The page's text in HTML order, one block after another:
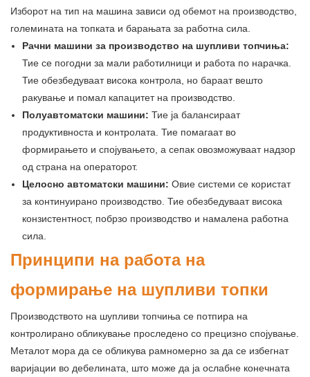
Изборот на тип на машина зависи од обемот на производство,
големината на топката и барањата за работна сила.
Рачни машини за производство на шупливи топчиња:
Тие се погодни за мали работилници и работа по нарачка.
Тие обезбедуваат висока контрола, но бараат вешто
ракување и помал капацитет на производство.
Полуавтоматски машини: Тие ја балансираат
продуктивноста и контролата. Тие помагаат во
формирањето и спојувањето, а сепак овозможуваат надзор
од страна на операторот.
Целосно автоматски машини: Овие системи се користат
за континуирано производство. Тие обезбедуваат висока
конзистентност, побрзо производство и намалена работна
сила.
Принципи на работа на
формирање на шупливи топки
Производството на шупливи топчиња се потпира на
контролирано обликување проследено со прецизно спојување.
Металот мора да се обликува рамномерно за да се избегнат
варијации во дебелината, што може да ја ослабне конечната